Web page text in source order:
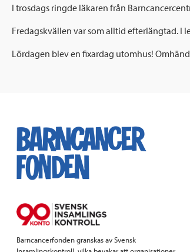
I trosdags ringde läkaren från
Fredagskvällen var som alltid efterlängtad. I
Lördagen blev en fixardag utomhus!
Barncancerfonden granskas av Svensk